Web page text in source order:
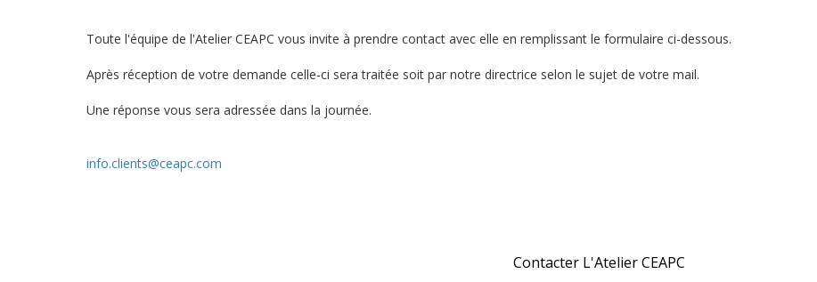
Toute l'équipe de l'Atelier CEAPC vous invite à prendre contact avec elle en remplissant le formulaire ci-dessous.
Après réception de votre demande celle-ci sera traitée soit par notre directrice selon le sujet de votre mail.
Une réponse vous sera adressée dans la journée.
info.clients@ceapc.com
Contacter L'Atelier CEAPC